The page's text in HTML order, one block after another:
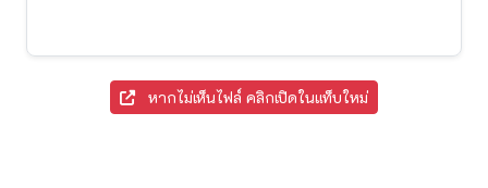
หากไม่เห็นไฟล์ คลิกเปิดในแท็บใหม่